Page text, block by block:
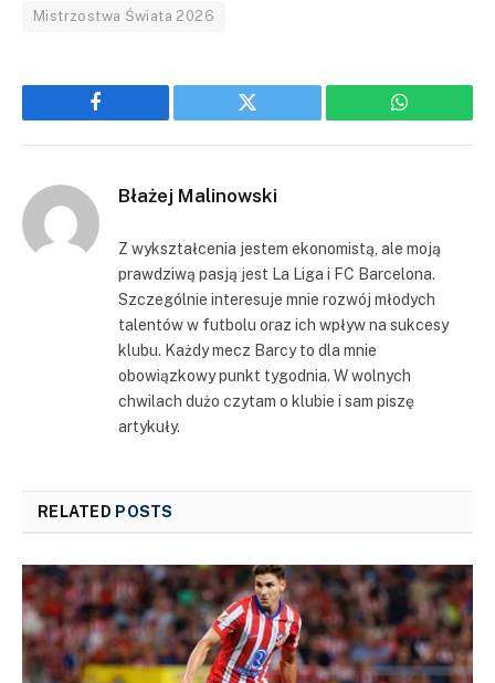
Mistrzostwa Świata 2026
Facebook Twitter WhatsApp
Błażej Malinowski
Z wykształcenia jestem ekonomistą, ale moją
prawdziwą pasją jest La Liga i FC Barcelona.
Szczególnie interesuje mnie rozwój młodych
talentów w futbolu oraz ich wpływ na sukcesy
klubu. Każdy mecz Barcy to dla mnie
obowiązkowy punkt tygodnia. W wolnych
chwilach dużo czytam o klubie i sam piszę
artykuły.
RELATED POSTS